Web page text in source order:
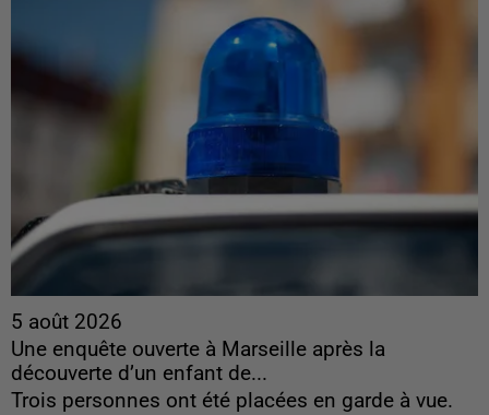
5 août 2026
Une enquête ouverte à Marseille après la
découverte d’un enfant de...
Trois personnes ont été placées en garde à vue.